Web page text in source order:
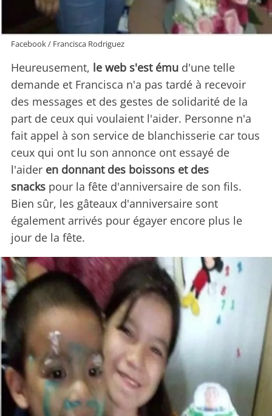
Facebook / Francisca Rodriguez
Heureusement, le web s'est ému d'une telle
demande et Francisca n'a pas tardé à recevoir
des messages et des gestes de solidarité de la
part de ceux qui voulaient l'aider. Personne n'a
fait appel à son service de blanchisserie car tous
ceux qui ont lu son annonce ont essayé de
l'aider en donnant des boissons et des
snacks pour la fête d'anniversaire de son fils.
Bien sûr, les gâteaux d'anniversaire sont
également arrivés pour égayer encore plus le
jour de la fête.